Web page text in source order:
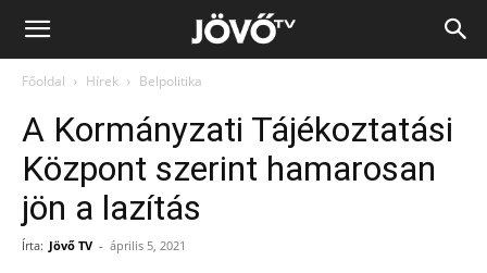
Jövő
Főoldal Hírek Belpolitika
A Kormányzati Tájékoztatási
Központ szerint hamarosan
jön a lazítás
Írta: Jövő TV - április 5, 2021